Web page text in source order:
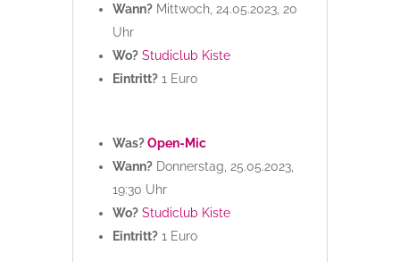
Wann?Mittwoch, 24.05.2023, 20
Uhr
Wo? Studiclub Kiste
Eintritt?1 Euro
Was?Open-Mic
Wann?Donnerstag, 25.05.2023,
19:30 Uhr
Wo? Studiclub Kiste
Eintritt?1 Euro